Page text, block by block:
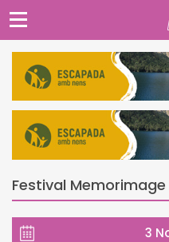
Festival Memorimage
3